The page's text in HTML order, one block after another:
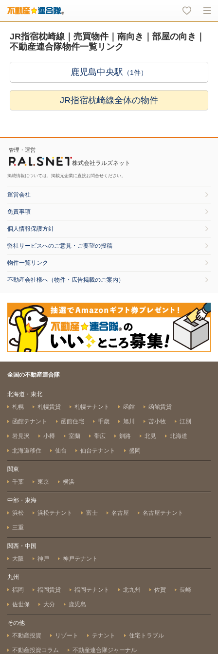
JR指宿枕崎線｜売買物件｜南向き｜部屋の向き｜
不動産連合隊物件一覧リンク
鹿児島中央駅 （1件）
JR指宿枕崎線全体の物件
管理・運営
株式会社ラルズネット
掲載情報については、掲載元企業に直接お問合せください。
運営会社
免責事項
個人情報保護方針
弊社サービスへのご意見・ご要望の投稿
物件一覧リンク
不動産会社様へ（物件・広告掲載のご案内）
全国の不動産連合隊
北海道・東北
札幌
札幌賃貸 札幌テナント 函館 函館賃貸
函館テナント 函館住宅 千歳 旭川 苫小牧 江別
岩見沢 小樽 室蘭 帯広 釧路 北見 北海道
北海道移住 仙台 仙台テナント 盛岡
関東
千葉
東京 横浜
中部・東海
浜松
浜松テナント 富士 名古屋 名古屋テナント
三重
関西・中国
大阪
神戸 神戸テナント
九州
福岡
福岡賃貸 福岡テナント 北九州 佐賀 長崎
佐世保 大分 鹿児島
その他
不動産投資
リゾート テナント 住宅トラブル
不動産投資コラム 不動産連合隊ジャーナル